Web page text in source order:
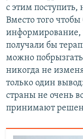
с этим поступить,
Вместо того
информирование,
получали бы
можно
никогда не
только один
страны не очень
принимают